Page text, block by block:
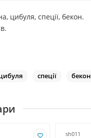
цибуля, спеції, бекон.
спеції бекон
sh011